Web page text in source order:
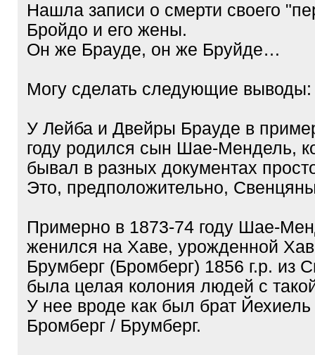
Нашла записи о смерти своего
Бройдо и его жены.
Он же Брауде, он же Бруйде…
Могу сделать следующие выводы:
У Лейба и Двейры Брауде в
году родился сын Шае-Мендель,
бывал в разных документах
Это, предположительно,
Примерно в 1873-74 году Шае-
женился на Хаве, урожденной
Брумберг (Бромберг) 1856 г.р. из
была целая колония людей с
У нее вроде как был брат
Бромберг / Брумберг.